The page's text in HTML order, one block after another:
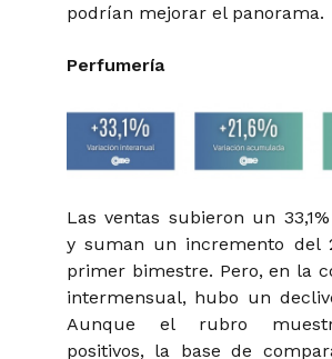
podrían mejorar el panorama.
Perfumería
Las ventas subieron un
y suman un incremento del
primer bimestre. Pero, en la
intermensual, hubo un
Aunque el rubro
positivos, la base de